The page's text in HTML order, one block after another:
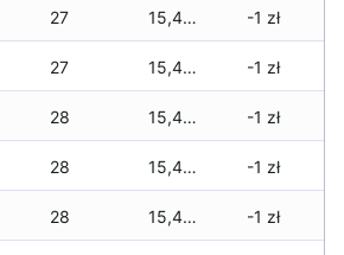
27 15,435 zł -1 zł
27 15,435 zł -1 zł
28 15,435 zł -1 zł
28 15,415 zł -1 zł
28 15,415 zł -1 zł